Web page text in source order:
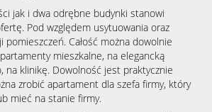
jak i dwa odrębne budynki stanowi
Pod względem usytuowania oraz
pomieszczeń. Całość można dowolnie
mieszkalne, na elegancką
na klinikę. Dowolność jest praktycznie
zrobić apartament dla szefa firmy, który
mieć na stanie firmy.